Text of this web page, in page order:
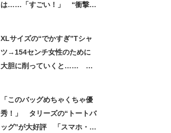
は……「すごい！」 “衝撃の
XLサイズの“でかすぎ”Tシャ
ツ→154センチ女性のために
大胆に削っていくと……
「このバッグめちゃくちゃ優
秀！」 タリーズの“トートバ
ッグ”が大好評 「スマホ・財